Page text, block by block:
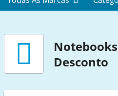
Notebooks
Desconto